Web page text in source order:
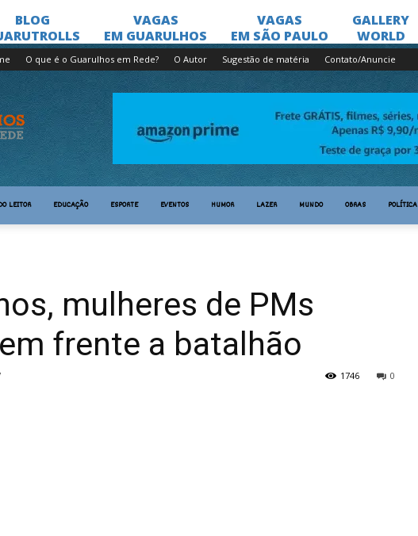
O que é o Guarulhos em Rede? O Autor Sugestão de matéria Contato/Anuncie
LEITOR EDUCAÇÃO ESPORTE EVENTOS HUMOR LAZER MUNDO OBRAS POLÍTICA
mulheres de PMs
frente a batalhão
0
1746